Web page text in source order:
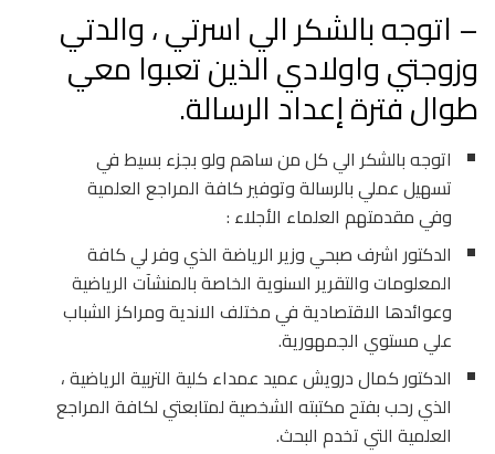
– اتوجه بالشكر الي اسرتي ، والدتي
وزوجتي واولادي الذين تعبوا معي
طوال فترة إعداد الرسالة.
اتوجه بالشكر الي كل من ساهم ولو بجزء بسيط في
تسهيل عملي بالرسالة وتوفير كافة المراجع العلمية
وفي مقدمتهم العلماء الأجلاء :
الدكتور اشرف صبحي وزير الرياضة الذي وفر لي كافة
المعلومات والتقرير السنوية الخاصة بالمنشآت الرياضية
وعوائدها الاقتصادية في مختلف الاندية ومراكز الشباب
علي مستوي الجمهورية.
الدكتور كمال درويش عميد عمداء كلية التربية الرياضية ،
الذي رحب بفتح مكتبته الشخصية لمتابعتي لكافة المراجع
العلمية التي تخدم البحث.